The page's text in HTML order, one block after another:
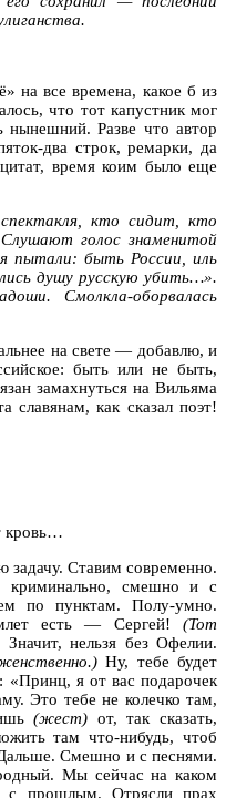
на все времена, какое б из
что тот капустник мог
Разве что автор
ок-два строк, ремарки, да
время коим было еще
кто сидит, кто
голос знаменитой
пытали: быть России, иль
душу русскую убить…».
Смолкла-оборвалась
на свете — добавлю, и
быть или не быть,
замахнуться на Вильяма
славянам, как сказал поэт!
Ставим современно.
смешно и с
по пунктам. Полу-умно.
есть — Сергей! (Тот
Значит, нельзя без Офелии.
Ну, тебе будет
«Принц, я от вас подарочек
Это тебе не колечко там,
(жест) от, так сказать,
там что-нибудь, чтоб
Смешно и с песнями.
Мы сейчас на каком
с прошлым. Отрясли прах